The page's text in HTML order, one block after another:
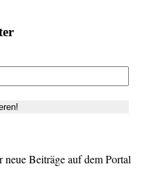
Beiträge auf dem Portal